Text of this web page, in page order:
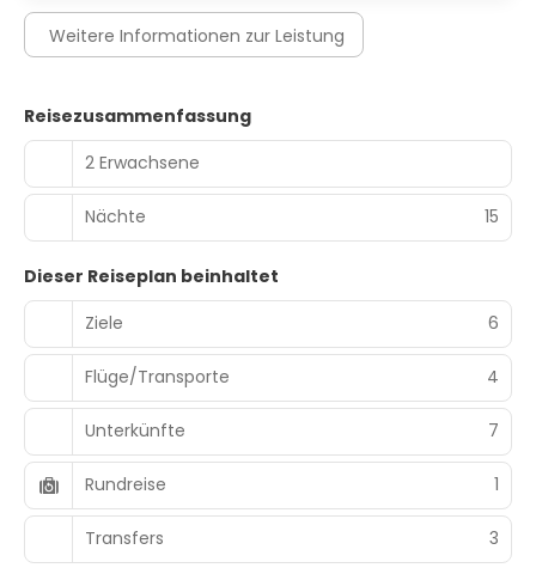
Weitere Informationen zur Leistung
Reisezusammenfassung
2 Erwachsene
Nächte 15
Dieser Reiseplan beinhaltet
Ziele
6
Flüge/Transporte 4
Unterkünfte 7
Rundreise 1
Transfers 3